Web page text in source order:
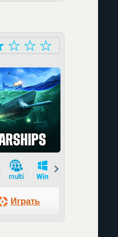
Играть